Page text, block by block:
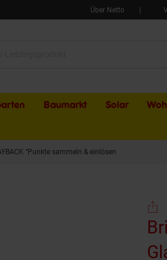
Über Netto
Baumarkt Solar
°Punkte sammeln & einlösen